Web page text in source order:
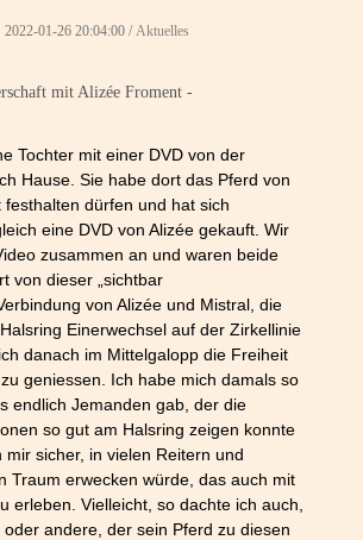
2022-01-26 20:04:00 / Aktuelles
Tochter mit einer DVD von der
Hause. Sie habe dort das Pferd von
festhalten dürfen und hat sich
eine DVD von Alizée gekauft. Wir
zusammen an und waren beide
von dieser „sichtbar
von Alizée und Mistral, die
Einerwechsel auf der Zirkellinie
danach im Mittelgalopp die Freiheit
geniessen. Ich habe mich damals so
endlich Jemanden gab, der die
so gut am Halsring zeigen konnte
mir sicher, in vielen Reitern und
Traum erwecken würde, das auch mit
erleben. Vielleicht, so dachte ich auch,
andere, der sein Pferd zu diesen